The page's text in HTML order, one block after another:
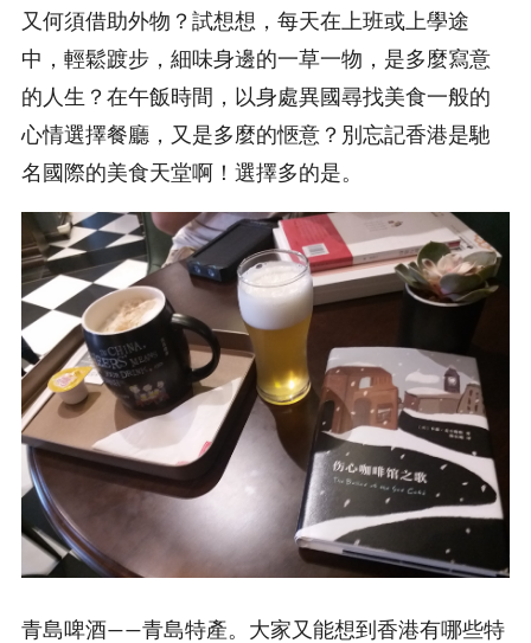
又何須借助外物？試想想，每天在上班或上學途
中，輕鬆踱步，細味身邊的一草一物，是多麼寫意
的人生？在午飯時間，以身處異國尋找美食一般的
心情選擇餐廳，又是多麼的愜意？別忘記香港是馳
名國際的美食天堂啊！選擇多的是。
青島啤酒——青島特產。大家又能想到香港有哪些特